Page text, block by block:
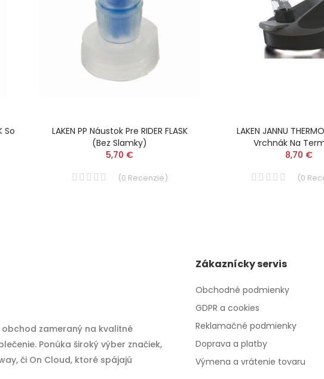
So
LAKEN PP Náustok Pre RIDER FLASK
(bez Slamky)
5,70 €
(0 Recenzie)
LAKEN JANNU
Vrchnák Na
8,70 €
(0
zameraný na kvalitné
Ponúka široký výber značiek,
či On Cloud, ktoré spájajú
Zákaznícky servis
Obchodné podmienky
GDPR a cookies
Reklamačné podmienky
Doprava a platby
Výmena a vrátenie tovaru